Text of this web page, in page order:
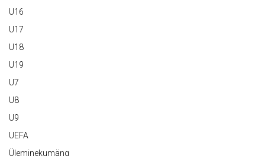
U16
U17
U18
U19
U7
U8
U9
UEFA
Üleminekumäng